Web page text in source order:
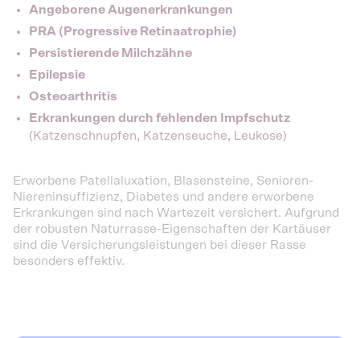
Angeborene Augenerkrankungen
PRA (Progressive Retinaatrophie)
Persistierende Milchzähne
Epilepsie
Osteoarthritis
Erkrankungen durch fehlenden Impfschutz
(Katzenschnupfen, Katzenseuche, Leukose)
Erworbene Patellaluxation, Blasensteine, Senioren-
Niereninsuffizienz, Diabetes und andere erworbene
Erkrankungen sind nach Wartezeit versichert. Aufgrund
der robusten Naturrasse-Eigenschaften der Kartäuser
sind die Versicherungsleistungen bei dieser Rasse
besonders effektiv.